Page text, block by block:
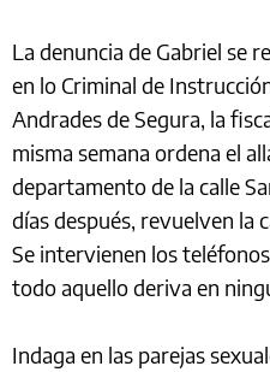
La denuncia de Gabriel se
en lo Criminal de
Andrades de Segura, la
misma semana ordena el
departamento de la calle
días después, revuelven la
Se intervienen los
todo aquello deriva en
Indaga en las parejas